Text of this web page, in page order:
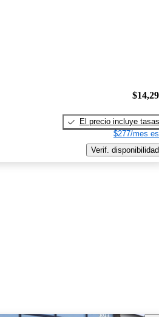
El precio incluye tasas
$277/mes
Verif. disponibilidad